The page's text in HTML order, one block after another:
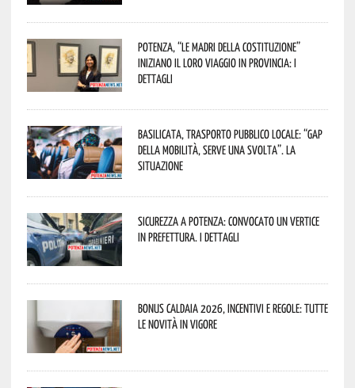
Potenza, “Le Madri della Costituzione”
iniziano il loro viaggio in provincia: i
dettagli
Basilicata, trasporto pubblico locale: “Gap
della mobilità, serve una svolta”. La
situazione
Sicurezza a Potenza: convocato un vertice
in Prefettura. I dettagli
Bonus caldaia 2026, incentivi e regole: tutte
le novità in vigore